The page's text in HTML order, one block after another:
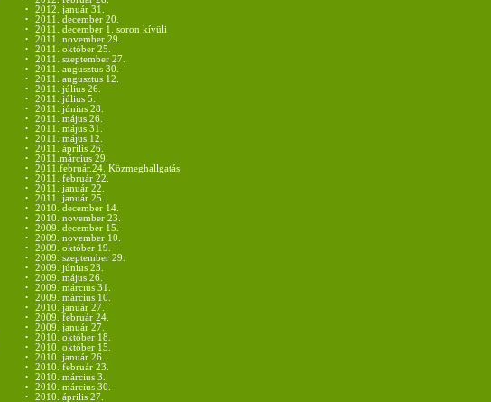
• 2012. január 31.
• 2011. december 20.
• 2011. december 1. soron kívüli
• 2011. november 29.
• 2011. október 25.
• 2011. szeptember 27.
• 2011. augusztus 30.
• 2011. augusztus 12.
• 2011. július 26.
• 2011. július 5.
• 2011. június 28.
• 2011. május 26.
• 2011. május 31.
• 2011. május 12.
• 2011. április 26.
• 2011.március 29.
• 2011.február.24. Közmeghallgatás
• 2011. február 22.
• 2011. január 22.
• 2011. január 25.
• 2010. december 14.
• 2010. november 23.
• 2009. december 15.
• 2009. november 10.
• 2009. október 19.
• 2009. szeptember 29.
• 2009. június 23.
• 2009. május 26.
• 2009. március 31.
• 2009. március 10.
• 2010. január 27.
• 2009. február 24.
• 2009. január 27.
• 2010. október 18.
• 2010. október 15.
• 2010. január 26.
• 2010. február 23.
• 2010. március 3.
• 2010. március 30.
• 2010. április 27.